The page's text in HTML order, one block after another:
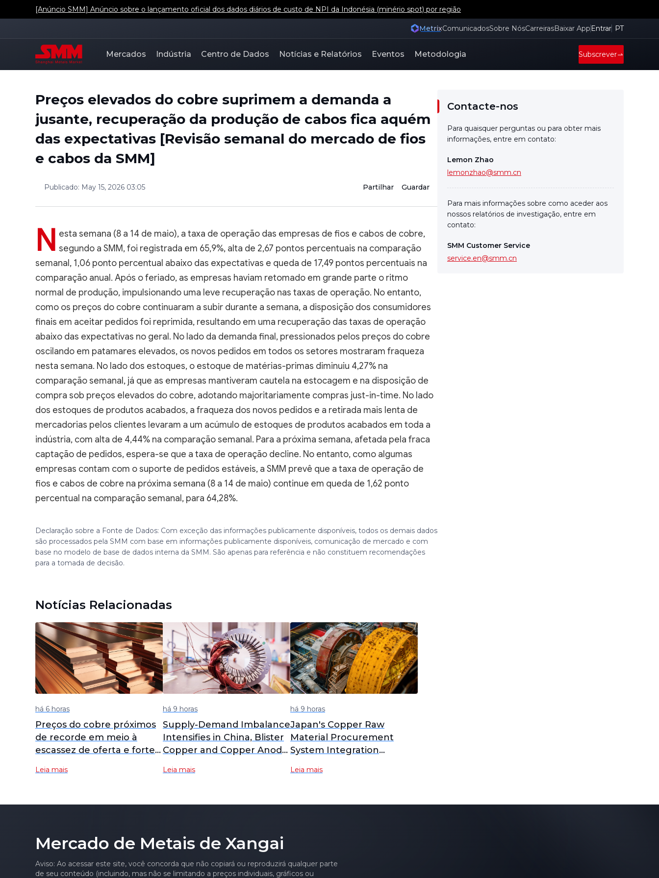
[Anúncio SMM] Anúncio sobre o lançamento oficial dos dados diários de custo de NPI da Indonésia (minério spot) por região
MetrixComunicadosSobre NósCarreirasBaixar App Entrar PT
Mercados Indústria Centro de Dados Notícias e Relatórios Eventos Metodologia Subscrever
Preços elevados do cobre suprimem a demanda a
jusante, recuperação da produção de cabos fica aquém
das expectativas [Revisão semanal do mercado de fios
e cabos da SMM]
Publicado: May 15, 2026 03:05 Partilhar Guardar
N esta semana (8 a 14 de maio), a taxa de operação das empresas de fios e cabos de cobre,
segundo a SMM, foi registrada em 65,9%, alta de 2,67 pontos percentuais na comparação
semanal, 1,06 ponto percentual abaixo das expectativas e queda de 17,49 pontos percentuais na
comparação anual. Após o feriado, as empresas haviam retomado em grande parte o ritmo
normal de produção, impulsionando uma leve recuperação nas taxas de operação. No entanto,
como os preços do cobre continuaram a subir durante a semana, a disposição dos consumidores
finais em aceitar pedidos foi reprimida, resultando em uma recuperação das taxas de operação
abaixo das expectativas no geral. No lado da demanda final, pressionados pelos preços do cobre
oscilando em patamares elevados, os novos pedidos em todos os setores mostraram fraqueza
nesta semana. No lado dos estoques, o estoque de matérias-primas diminuiu 4,27% na
comparação semanal, já que as empresas mantiveram cautela na estocagem e na disposição de
compra sob preços elevados do cobre, adotando majoritariamente compras just-in-time. No lado
dos estoques de produtos acabados, a fraqueza dos novos pedidos e a retirada mais lenta de
mercadorias pelos clientes levaram a um acúmulo de estoques de produtos acabados em toda a
indústria, com alta de 4,44% na comparação semanal. Para a próxima semana, afetada pela fraca
captação de pedidos, espera-se que a taxa de operação decline. No entanto, como algumas
empresas contam com o suporte de pedidos estáveis, a SMM prevê que a taxa de operação de
fios e cabos de cobre na próxima semana (8 a 14 de maio) continue em queda de 1,62 ponto
percentual na comparação semanal, para 64,28%.
Declaração sobre a Fonte de Dados: Com exceção das informações publicamente disponíveis, todos os demais dados
são processados pela SMM com base em informações publicamente disponíveis, comunicação de mercado e com
base no modelo de base de dados interna da SMM. São apenas para referência e não constituem recomendações
para a tomada de decisão.
Notícias Relacionadas
há 6 horas
Preços do cobre próximos
de recorde em meio à
escassez de oferta e forte
Leia mais
há 9 horas
Supply-Demand Imbalance
Intensifies in China, Blister
Copper and Copper Anode
Lows [SMM Analysis]
Leia mais
há 9 horas
Japan's Copper Raw
Material Procurement
System Integration
Company Plan Postponed
Leia mais
Contacte-nos
Para quaisquer perguntas ou para obter mais
informações, entre em contato:
Lemon Zhao
lemonzhao@smm.cn
Para mais informações sobre como aceder aos
nossos relatórios de investigação, entre em
contato:
SMM Customer Service
service.en@smm.cn
Mercado de Metais de Xangai
Aviso: Ao acessar este site, você concorda que não copiará ou reproduzirá qualquer parte
de seu conteúdo (incluindo, mas não se limitando a preços individuais, gráficos ou